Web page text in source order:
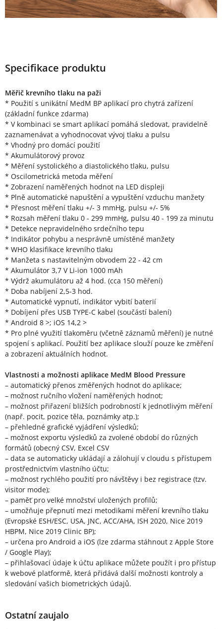
Specifikace produktu
Měřič krevního tlaku na paži
* Použití s unikátní MedM BP aplikací pro chytrá zařízení
(základní funkce zdarma)
* V kombinaci se smart aplikací pomáhá sledovat, pravidelně
zaznamenávat a vyhodnocovat vývoj tlaku a pulsu
* Vhodný pro domácí použití
* Akumulátorový provoz
* Měření systolického a diastolického tlaku, pulsu
* Oscilometrická metoda měření
* Zobrazení naměřených hodnot na LED displeji
* Plně automatické napuštění a vypuštění vzduchu manžety
* Přesnost měření tlaku +/- 3 mmHg, pulsu +/- 5%
* Rozsah měření tlaku 0 - 299 mmHg, pulsu 40 - 199 za minutu
* Detekce nepravidelného srdečního tepu
* Indikátor pohybu a nesprávně umístěné manžety
* WHO klasifikace krevního tlaku
* Manžeta s nastavitelným obvodem 22 - 42 cm
* Akumulátor 3,7 V Li-ion 1000 mAh
* Výdrž akumulátoru až 4 hod. (cca 150 měření)
* Doba nabíjení 2,5-3 hod.
* Automatické vypnutí, indikátor vybití baterií
* Dobíjení přes USB TYPE-C kabel (součástí balení)
* Android 8 >; iOS 14,2 >
* Pro plné využití tlakoměru (včetně záznamů měření) je nutné
spojení s aplikací. Použití bez aplikace slouží pouze ke změření
a zobrazení aktuálních hodnot.
Vlastnosti a možnosti aplikace MedM Blood Pressure
– automatický přenos změřených hodnot do aplikace;
– možnost ručního vložení naměřených hodnot;
– možnost přiřazení bližších podrobností k jednotlivým měření
(např. pocit, pozice těla, poznámky atp.);
– přehledné grafické vyjádření výsledků;
– možnost exportu výsledků za zvolené období do různých
formátů (obecný CSV, Excel CSV
– data se automaticky ukládají a zálohují v cloudu s přístupem
prostřednictvím vlastního účtu;
– možnost rychlého použití pro návštěvy i bez registrace (tzv.
visitor mode);
– paměť pro velké množství uložených profilů;
– umožňuje přepnutí mezi metodikami měření krevního tlaku
(Evropské ESH/ESC, USA, JNC, ACC/AHA, ISH 2020, Nice 2019
HBPM, Nice 2019 Clinic BP);
– určena pro Android a iOS (lze zdarma stáhnout z Apple Store
/ Google Play);
– přihlašovací údaje k účtu aplikace můžete použít i pro přístup
k webové platformě, která přidává další možnosti kontroly a
sledování vašich biometrických údajů.
Ostatní zaujalo